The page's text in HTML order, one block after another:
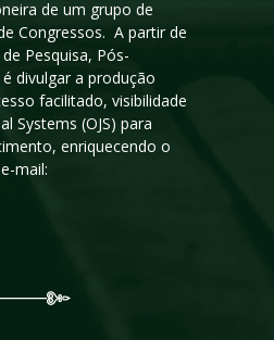
de um grupo de
Congressos. A partir de
Pesquisa, Pós-
divulgar a produção
facilitado, visibilidade
Systems (OJS) para
enriquecendo o
mail: